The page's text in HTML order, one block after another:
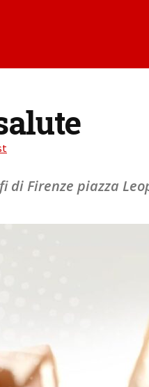
di Firenze piazza